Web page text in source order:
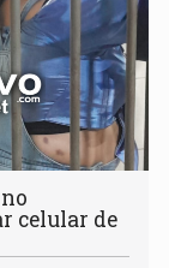
celular de